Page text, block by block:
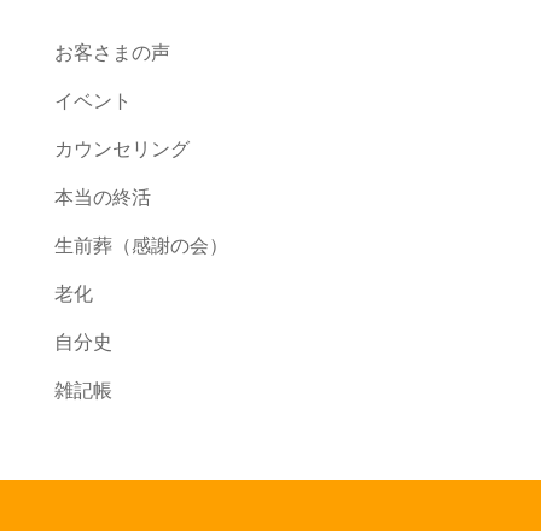
お客さまの声
イベント
カウンセリング
本当の終活
生前葬（感謝の会）
老化
自分史
雑記帳